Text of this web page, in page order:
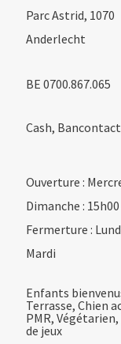
Parc Astrid, 1070
Anderlecht
BE 0700.867.065
Cash, Bancontact
Ouverture :
Dimanche :
Fermerture :
Mardi
Enfants
Terrasse, Chien
PMR,
de jeux